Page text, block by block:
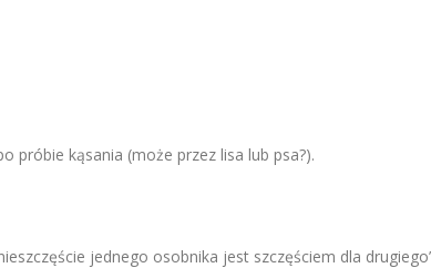
próbie kąsania (może przez lisa lub psa?).
jednego osobnika jest szczęściem dla